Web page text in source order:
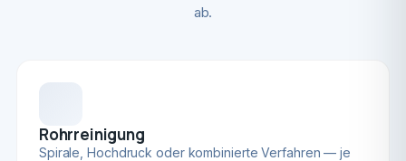
ab.
Rohrreinigung
Spirale, Hochdruck oder kombinierte Verfahren — je